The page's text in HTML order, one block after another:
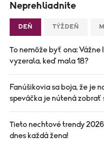
Neprehliadnite
DEŇ TÝŽDEŇ
To nemôže byť ona:
vyzerala, keď mala 18?
Fanúšikovia sa boja, že je
speváčka je nútená zobrať
Tieto nechtové trendy
dnes každá žena!